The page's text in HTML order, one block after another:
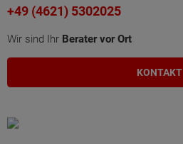
+49 (4621) 5302025
Wir sind Ihr Berater vor Ort
KONTAKT